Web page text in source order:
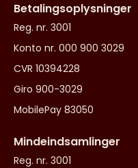
Betalingsoplysninger
Reg. nr. 3001
Konto nr. 000 900 3029
CVR 10394228
Giro 900-3029
MobilePay 83050
Mindeindsamlinger
Reg. nr. 3001